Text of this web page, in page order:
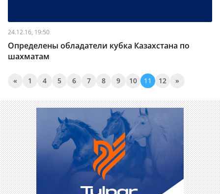
24.12.16, 19:50
Определены обладатели кубка Казахстана по
шахматам
« 1 4 5 6 7 8 9 10 11 12 »